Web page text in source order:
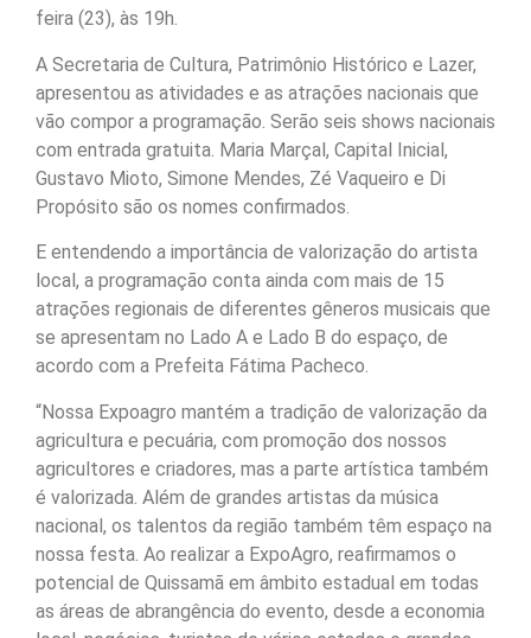
feira (23), às 19h.
A Secretaria de Cultura, Patrimônio Histórico e Lazer,
apresentou as atividades e as atrações nacionais que
vão compor a programação. Serão seis shows nacionais
com entrada gratuita. Maria Marçal, Capital Inicial,
Gustavo Mioto, Simone Mendes, Zé Vaqueiro e Di
Propósito são os nomes confirmados.
E entendendo a importância de valorização do artista
local, a programação conta ainda com mais de 15
atrações regionais de diferentes gêneros musicais que
se apresentam no Lado A e Lado B do espaço, de
acordo com a Prefeita Fátima Pacheco.
“Nossa Expoagro mantém a tradição de valorização da
agricultura e pecuária, com promoção dos nossos
agricultores e criadores, mas a parte artística também
é valorizada. Além de grandes artistas da música
nacional, os talentos da região também têm espaço na
nossa festa. Ao realizar a ExpoAgro, reafirmamos o
potencial de Quissamã em âmbito estadual em todas
as áreas de abrangência do evento, desde a economia